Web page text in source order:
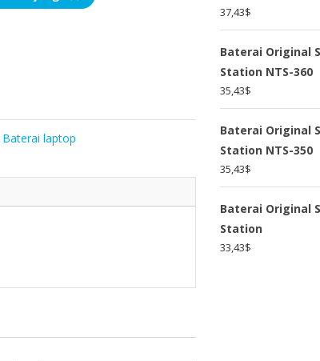
Baterai laptop
37,43$
Baterai Original
Station NTS-360
35,43$
Baterai Original
Station NTS-350
35,43$
Baterai Original
Station
33,43$